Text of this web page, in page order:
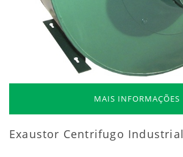
MAIS INFORMAÇÕES
Exaustor Centrifugo Industrial